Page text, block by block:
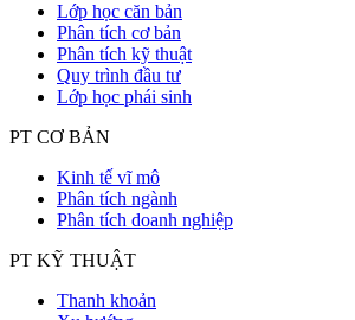
Lớp học căn bản
Phân tích cơ bản
Phân tích kỹ thuật
Quy trình đầu tư
Lớp học phái sinh
PT CƠ BẢN
Kinh tế vĩ mô
Phân tích ngành
Phân tích doanh nghiệp
PT KỸ THUẬT
Thanh khoản